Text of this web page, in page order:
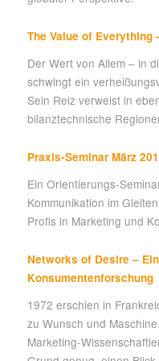
The Value of Everything
Der Wert von Allem – in
schwingt ein
Sein Reiz verweist in
bilanztechnische
Praxis-Seminar März
Ein Orientierungs-
Kommunikation im
Profis in Marketing und
Networks of Desire –
Konsumentenforschung
1972 erschien in
zu Wunsch und
Marketing-